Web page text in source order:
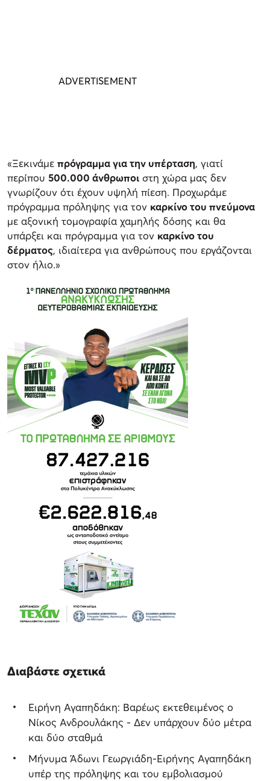
«Ξεκινάμε πρόγραμμα για την υπέρταση, γιατί
περίπου 500.000 άνθρωποι στη χώρα μας δεν
γνωρίζουν ότι έχουν υψηλή πίεση. Προχωράμε
πρόγραμμα πρόληψης για τον καρκίνο του πνεύμονα
με αξονική τομογραφία χαμηλής δόσης και θα
υπάρξει και πρόγραμμα για τον καρκίνο του
δέρματος, ιδιαίτερα για ανθρώπους που εργάζονται
στον ήλιο.»
Διαβάστε σχετικά
Ειρήνη Αγαπηδάκη: Βαρέως εκτεθειμένος ο
Νίκος Ανδρουλάκης - Δεν υπάρχουν δύο μέτρα
και δύο σταθμά
Μήνυμα Άδωνι Γεωργιάδη-Ειρήνης Αγαπηδάκη
υπέρ της πρόληψης και του εμβολιασμού